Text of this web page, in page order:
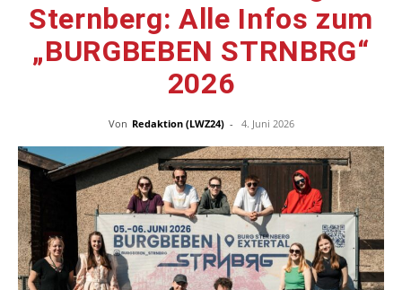
Sternberg: Alle Infos zum
„BURGBEBEN STRNBRG“
2026
Von Redaktion (LWZ24) - 4. Juni 2026